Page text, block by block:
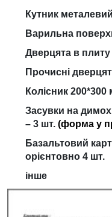
Кутник
Варильна
Дверцята в плиту
Прочисні
Колісник
Засувки на
– 3 шт. (форма у
Базальтовий
орієнтовно 4 шт.
інше